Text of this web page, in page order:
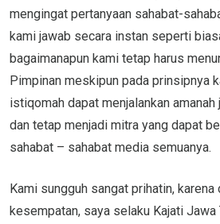
mengingat pertanyaan sahabat-
kami jawab secara instan seperti
bagaimanapun kami tetap harus
Pimpinan meskipun pada prinsipnya
istiqomah dapat menjalankan amanah
dan tetap menjadi mitra yang dapat
sahabat – sahabat media semuanya.
Kami sungguh sangat prihatin,
kesempatan, saya selaku Kajati